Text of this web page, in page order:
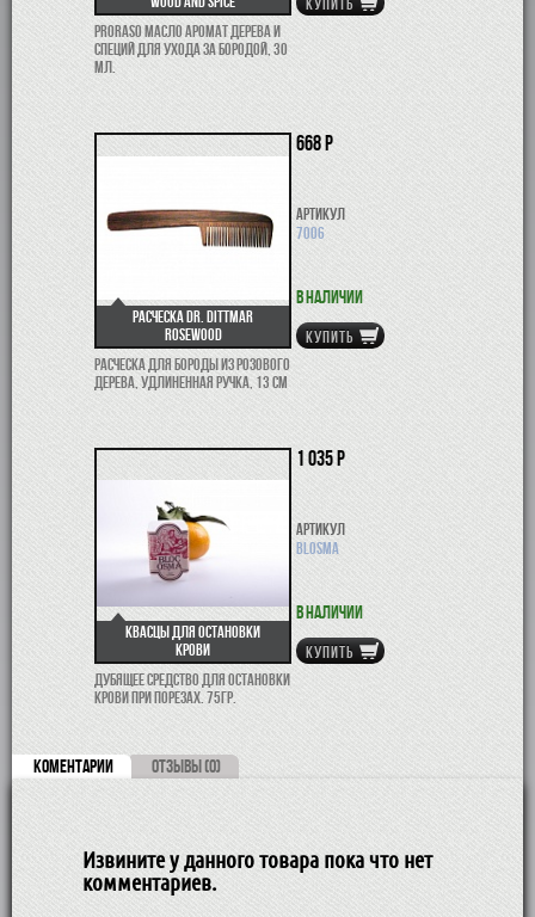
Proraso масло аромат Дерева и
Специй для ухода за бородой, 30
мл.
Расческа Dr. Dittmar
Rosewood
Расческа для бороды из розового
дерева, удлиненная ручка, 13 см
668 р
Артикул
7006
В наличии
КУПИТЬ
Квасцы для остановки
крови
Дубящее средство для остановки
крови при порезах. 75гр.
1 035 р
Артикул
BLOSMA
В наличии
КУПИТЬ
КОМЕНТАРИИ ОТЗЫВЫ (0)
Извините у данного товара пока что нет
комментариев.